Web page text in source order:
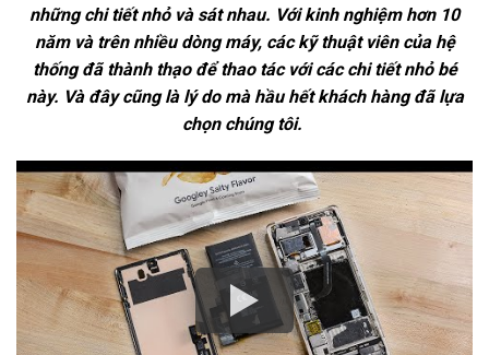
những chi tiết nhỏ và sát nhau. Với kinh nghiệm hơn 10
năm và trên nhiều dòng máy, các kỹ thuật viên của hệ
thống đã thành thạo để thao tác với các chi tiết nhỏ bé
này. Và đây cũng là lý do mà hầu hết khách hàng đã lựa
chọn chúng tôi.